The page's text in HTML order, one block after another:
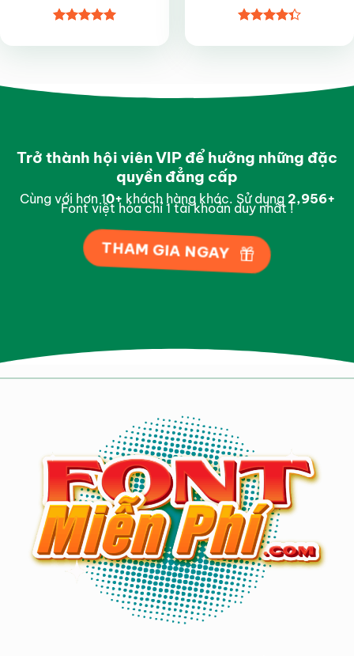
hạng55
hạng4.35
Trở thành hội viên VIP để hưởng những đặc
quyền đẳng cấp
Cùng với hơn 10+ khách hàng khác. Sử dụng 2,998+
Font việt hóa chỉ 1 tài khoản duy nhất !
THAM GIA NGAY